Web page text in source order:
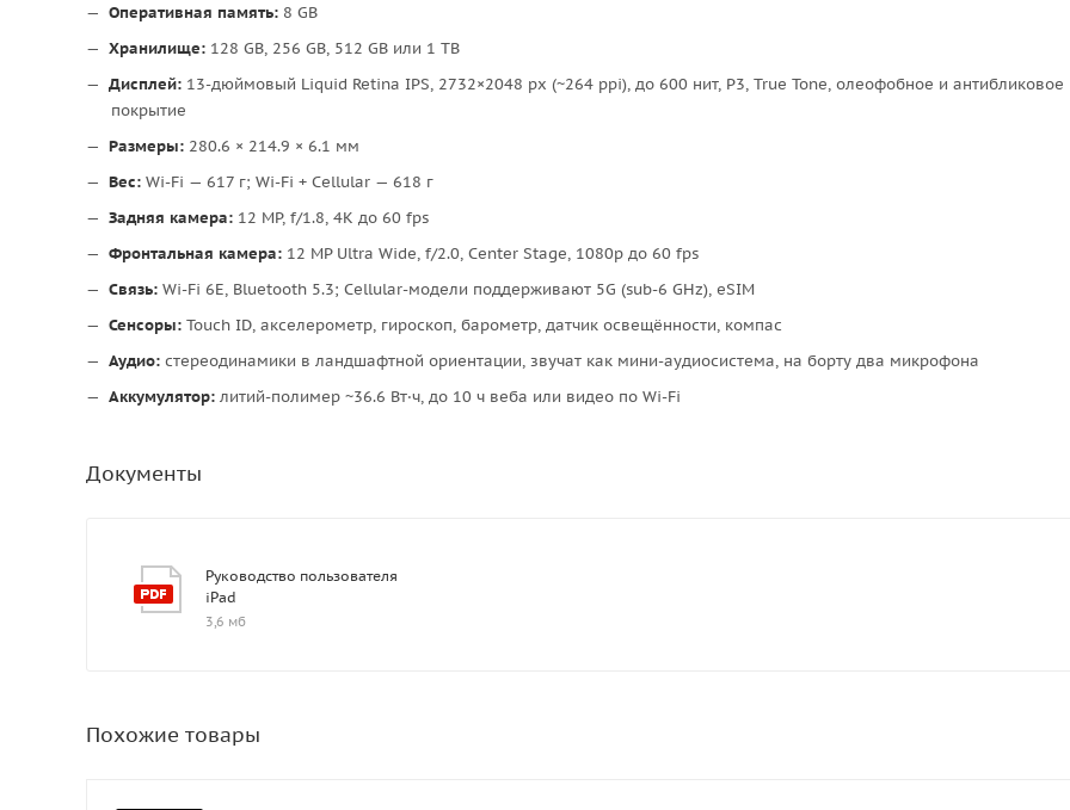
Оперативная память: 8 GB
Хранилище: 128 GB, 256 GB, 512 GB или 1 TB
Дисплей: 13-дюймовый Liquid Retina IPS, 2732×2048 px (~264 ppi), до 600 нит, P3, True Tone, олеофобное и антибликовое
покрытие
Размеры: 280.6 × 214.9 × 6.1 мм
Вес: Wi-Fi — 617 г; Wi-Fi + Cellular — 618 г
Задняя камера: 12 MP, f/1.8, 4K до 60 fps
Фронтальная камера: 12 MP Ultra Wide, f/2.0, Center Stage, 1080p до 60 fps
Связь: Wi-Fi 6E, Bluetooth 5.3; Cellular-модели поддерживают 5G (sub-6 GHz), eSIM
Сенсоры: Touch ID, акселерометр, гироскоп, барометр, датчик освещённости, компас
Аудио: стереодинамики в ландшафтной ориентации, звучат как мини-аудиосистема, на борту два микрофона
Аккумулятор: литий-полимер ~36.6 Вт·ч, до 10 ч веба или видео по Wi-Fi
Документы
Руководство пользователя
iPad
3,6 мб
Похожие товары